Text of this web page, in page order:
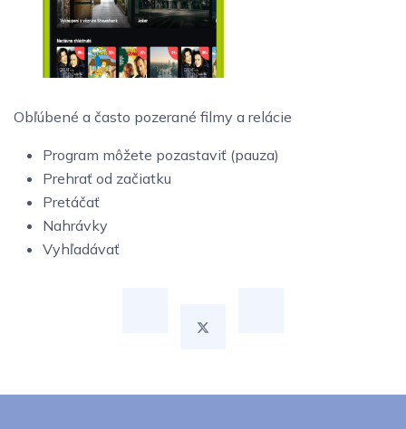
Obľúbené a často pozerané filmy a relácie
Program môžete pozastaviť (pauza)
Prehrať od začiatku
Pretáčať
Nahrávky
Vyhľadávať